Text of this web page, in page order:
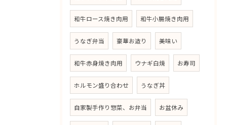
和牛ロース焼き肉用 和牛小腸焼き肉用
うなぎ弁当 豪華お造り 美味い
和牛赤身焼き肉用 ウナギ白焼 お寿司
ホルモン盛り合わせ うなぎ丼
自家製手作り惣菜、お弁当 お盆休み